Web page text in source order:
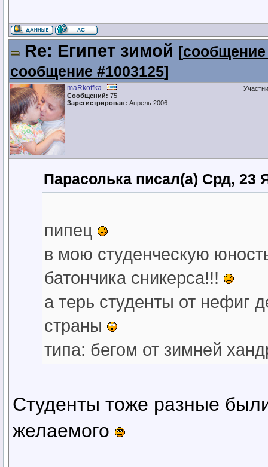
Re: Египет зимой [сообщение
сообщение #1003125]
maRkoffka
Сообщений: 75
Зарегистрирован: Апрель 2006
Парасолька писал(а) Срд, 23
пипец
в мою студенческую
батончика сникерса!!!
а терь студенты от нефиг
страны
типа: бегом от зимней
Студенты тоже разные были
желаемого